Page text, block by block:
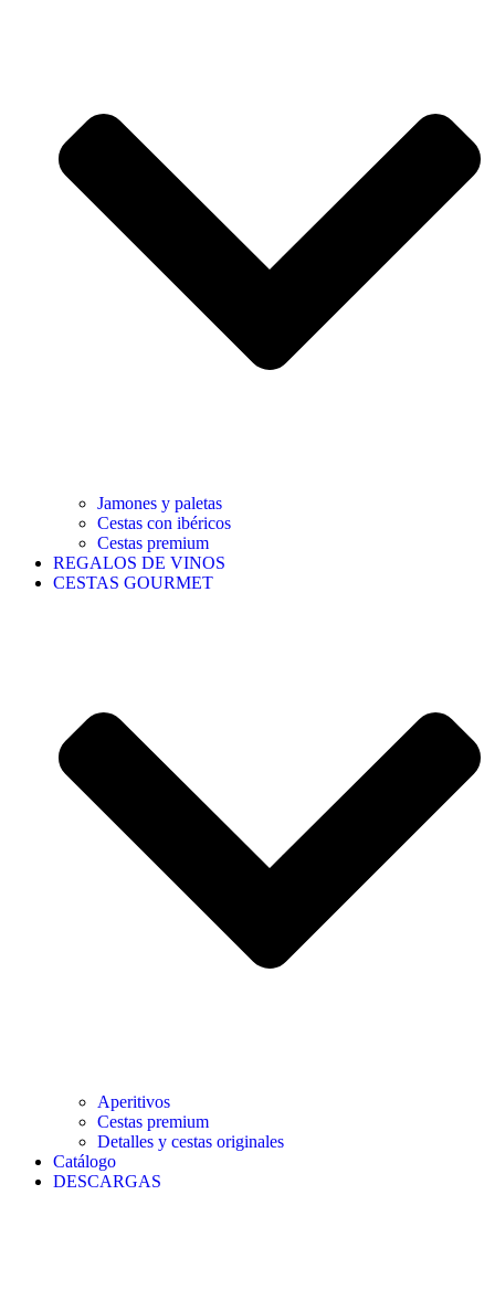
Jamones y paletas
Cestas con ibéricos
Cestas premium
REGALOS DE VINOS
CESTAS GOURMET
Aperitivos
Cestas premium
Detalles y cestas originales
Catálogo
DESCARGAS